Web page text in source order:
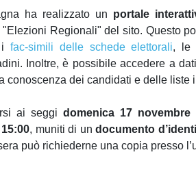
ha realizzato un portale
Regionali" del sito. Questo
fac-simili delle schede elettorali, le
Inoltre, è possibile accedere a
conoscenza dei candidati e delle liste
ai seggi domenica 17
, muniti di un documento
può richiederne una copia presso